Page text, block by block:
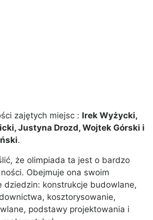
zajętych miejsc : Irek Wyżycki,
Justyna Drozd, Wojtek Górski i
.
że olimpiada ta jest o bardzo
Obejmuje ona swoim
dziedzin: konstrukcje budowlane,
kosztorysowanie,
podstawy projektowania i